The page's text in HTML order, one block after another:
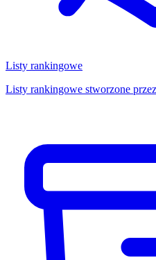
Listy rankingowe
Listy rankingowe stworzone